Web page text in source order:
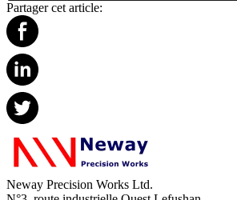
Partager cet article:
Neway Precision Works Ltd.